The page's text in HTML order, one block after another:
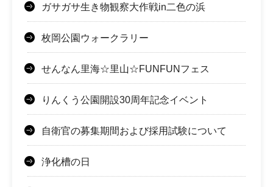
ガサガサ生き物観察大作戦in二色の浜
枚岡公園ウォークラリー
せんなん里海☆里山☆FUNFUNフェス
りんくう公園開設30周年記念イベント
自衛官の募集期間および採用試験について
浄化槽の日